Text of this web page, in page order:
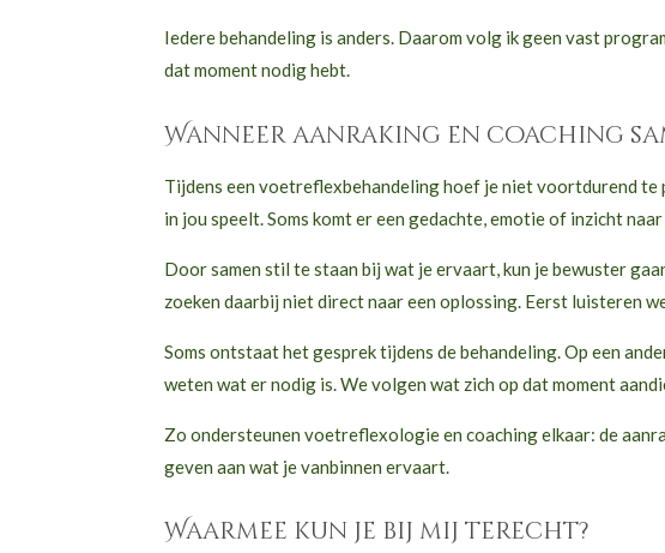
Iedere behandeling is anders. Daarom volg ik geen vast
dat moment nodig hebt.
Wanneer aanraking en coaching
Tijdens een voetreflexbehandeling hoef je niet voortdurend
in jou speelt. Soms komt er een gedachte, emotie of inzicht
Door samen stil te staan bij wat je ervaart, kun je bewuster
zoeken daarbij niet direct naar een oplossing. Eerst luisteren
Soms ontstaat het gesprek tijdens de behandeling. Op een
weten wat er nodig is. We volgen wat zich op dat moment
Zo ondersteunen voetreflexologie en coaching elkaar: de
geven aan wat je vanbinnen ervaart.
Waarmee kun je bij mij terecht?